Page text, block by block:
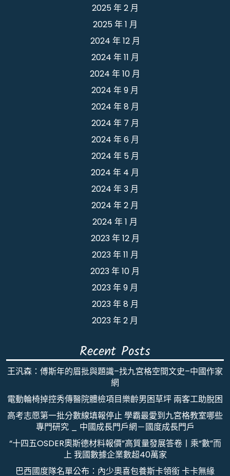
2025 年 2 月
2025 年 1 月
2024 年 12 月
2024 年 11 月
2024 年 10 月
2024 年 9 月
2024 年 8 月
2024 年 7 月
2024 年 6 月
2024 年 5 月
2024 年 4 月
2024 年 3 月
2024 年 2 月
2024 年 1 月
2023 年 12 月
2023 年 11 月
2023 年 10 月
2023 年 9 月
2023 年 8 月
2023 年 2 月
Recent Posts
王汎森：傅斯年的眉批與題識–找九宮格空間文史–中國作家
網
電動輪椅掉控秀傳醫院體檢項目樂齡男困草坪 兩客工助脫困
高考志愿第一批分數線填報停止 學霸最愛到九宮格教室哪些
專門研究 _ 中國成長門戶網－國度成長門戶
“十四五OSDER奧斯德材料報價”高質量發展答卷丨乘“數”而
上 我國數據企業數超40萬家
巴西國度隊名單公布：內少奧喜包養斯卡領銜 卡卡無緣